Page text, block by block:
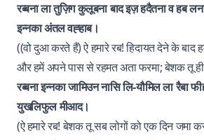
रब्बना ला तुज़िग कुलूबना बाद इज़ हदैतना व हब
इन्नका अंतल वह्हाब।
((वो दुआ करते हैं) ऐ हमारे रब! हिदायत देने के बाद
और हमें अपने पास से रहमत अता फरमा; बेशक तू
रब्बना इन्नका जामिउन नासि लि-यौमिल ला रैबा
युखलिफुल मीआद।
(ऐ हमारे रब! बेशक तू सब लोगों को एक दिन जमा